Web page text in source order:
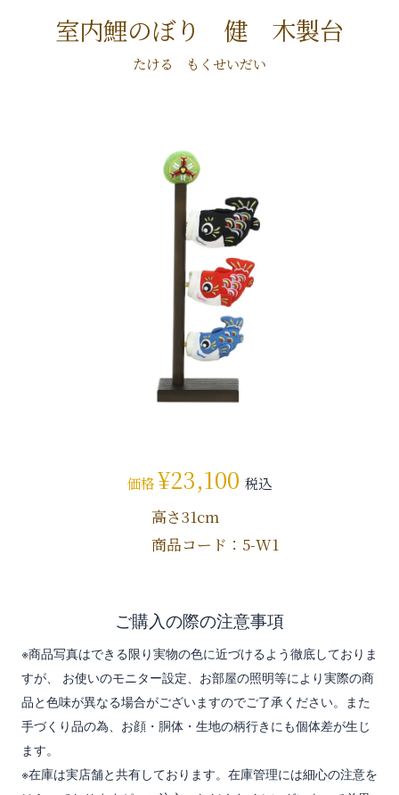
室内鯉のぼり 健 木製台
たける もくせいだい
価格¥23,100 税込
高さ31cm
商品コード：5-W1
ご購入の際の注意事項
※商品写真はできる限り実物の色に近づけるよう徹底しておりま
すが、 お使いのモニター設定、お部屋の照明等により実際の商
品と色味が異なる場合がございますのでご了承ください。また
手づくり品の為、お顔・胴体・生地の柄行きにも個体差が生じ
ます。
※在庫は実店舗と共有しております。在庫管理には細心の注意を